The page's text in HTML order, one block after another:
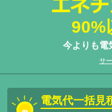
90%
今よりも電
サ
電気代一括見